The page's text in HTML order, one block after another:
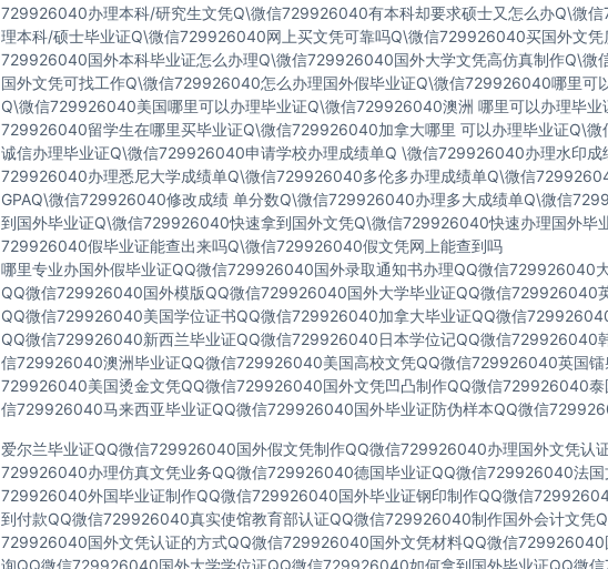
729926040办理本科/研究生文凭Q\微信729926040有本科却要求硕士又怎么办Q\微
理本科/硕士毕业证Q\微信729926040网上买文凭可靠吗Q\微信729926040买国外文凭
729926040国外本科毕业证怎么办理Q\微信729926040国外大学文凭高仿真制作Q\微
国外文凭可找工作Q\微信729926040怎么办理国外假毕业证Q\微信729926040哪里可
Q\微信729926040美国哪里可以办理毕业证Q\微信729926040澳洲 哪里可以办理毕业
729926040留学生在哪里买毕业证Q\微信729926040加拿大哪里 可以办理毕业证Q\
诚信办理毕业证Q\微信729926040申请学校办理成绩单Q \微信729926040办理水印成
729926040办理悉尼大学成绩单Q\微信729926040多伦多办理成绩单Q\微信
GPAQ\微信729926040修改成绩 单分数Q\微信729926040办理多大成绩单Q\微信
到国外毕业证Q\微信729926040快速拿到国外文凭Q\微信729926040快速办理国外毕
729926040假毕业证能查出来吗Q\微信729926040假文凭网上能查到吗
哪里专业办国外假毕业证QQ微信729926040国外录取通知书办理QQ微信729926040
QQ微信729926040国外模版QQ微信729926040国外大学毕业证QQ微信729926040
QQ微信729926040美国学位证书QQ微信729926040加拿大毕业证QQ微信
QQ微信729926040新西兰毕业证QQ微信729926040日本学位记QQ微信729926040
信729926040澳洲毕业证QQ微信729926040美国高校文凭QQ微信729926040英国镭
729926040美国烫金文凭QQ微信729926040国外文凭凹凸制作QQ微信729926040泰
信729926040马来西亚毕业证QQ微信729926040国外毕业证防伪样本QQ微信
爱尔兰毕业证QQ微信729926040国外假文凭制作QQ微信729926040办理国外文凭认
729926040办理仿真文凭业务QQ微信729926040德国毕业证QQ微信729926040法国
729926040外国毕业证制作QQ微信729926040国外毕业证钢印制作QQ微信
到付款QQ微信729926040真实使馆教育部认证QQ微信729926040制作国外会计文凭
729926040国外文凭认证的方式QQ微信729926040国外文凭材料QQ微信729926040
询QQ微信729926040国外大学学位证QQ微信729926040如何拿到国外毕业证QQ微